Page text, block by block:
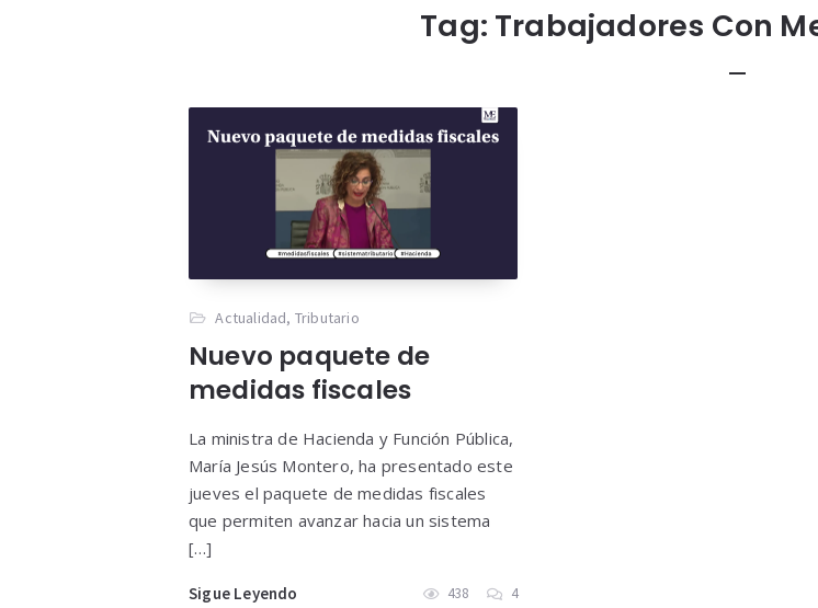
Tag: Trabajadores Con
Actualidad, Tributario
Nuevo paquete de
medidas fiscales
La ministra de Hacienda y Función Pública,
María Jesús Montero, ha presentado este
jueves el paquete de medidas fiscales
que permiten avanzar hacia un sistema
[…]
Sigue Leyendo 438 4